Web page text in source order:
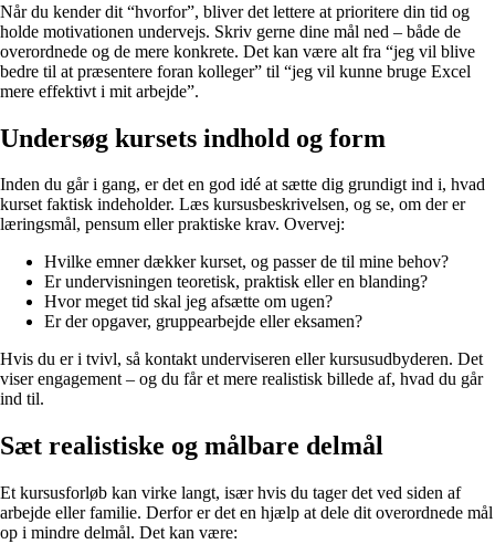
Når du kender dit “hvorfor”, bliver det lettere at prioritere din tid og
holde motivationen undervejs. Skriv gerne dine mål ned – både de
overordnede og de mere konkrete. Det kan være alt fra “jeg vil blive
bedre til at præsentere foran kolleger” til “jeg vil kunne bruge Excel
mere effektivt i mit arbejde”.
Undersøg kursets indhold og form
Inden du går i gang, er det en god idé at sætte dig grundigt ind i, hvad
kurset faktisk indeholder. Læs kursusbeskrivelsen, og se, om der er
læringsmål, pensum eller praktiske krav. Overvej:
Hvilke emner dækker kurset, og passer de til mine behov?
Er undervisningen teoretisk, praktisk eller en blanding?
Hvor meget tid skal jeg afsætte om ugen?
Er der opgaver, gruppearbejde eller eksamen?
Hvis du er i tvivl, så kontakt underviseren eller kursusudbyderen. Det
viser engagement – og du får et mere realistisk billede af, hvad du går
ind til.
Sæt realistiske og målbare delmål
Et kursusforløb kan virke langt, især hvis du tager det ved siden af
arbejde eller familie. Derfor er det en hjælp at dele dit overordnede mål
op i mindre delmål. Det kan være: